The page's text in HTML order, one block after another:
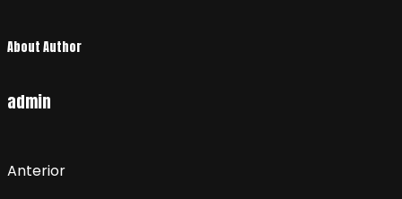
About Author
admin
Anterior